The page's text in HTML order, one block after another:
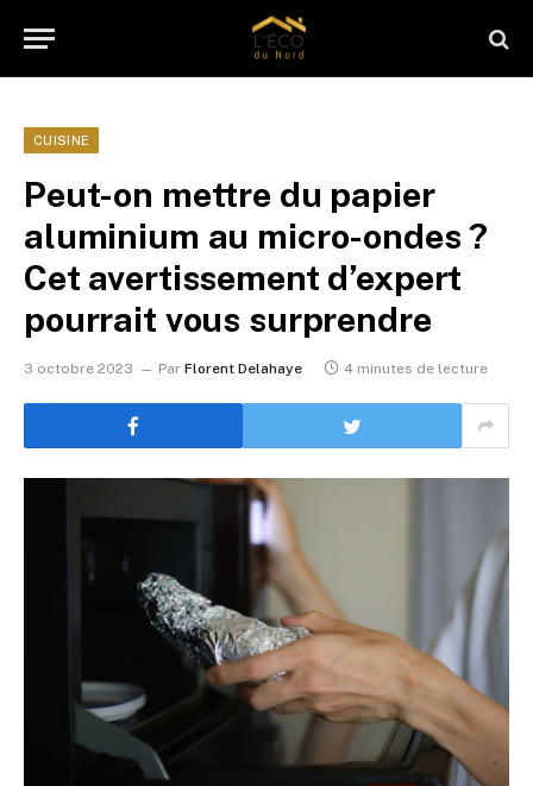
CUISINE
Peut-on mettre du papier
aluminium au micro-ondes ?
Cet avertissement d’expert
pourrait vous surprendre
3 octobre 2023 Par Florent Delahaye 4 minutes de lecture